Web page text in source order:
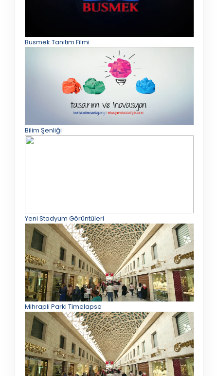
Busmek Tanıtım Filmi
Bilim Şenliği
Yeni Stadyum Görüntüleri
Mihrapli Parki Timelapse